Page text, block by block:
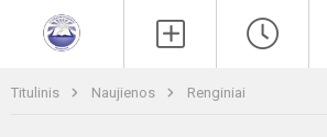
Titulinis Naujienos Renginiai